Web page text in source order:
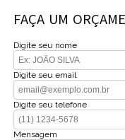
FAÇA UM
Digite seu nome
Digite seu email
Digite seu telefone
Mensagem